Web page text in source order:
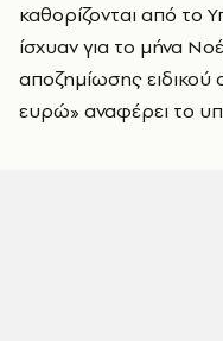
καθορίζονται από το
ίσχυαν για το μήνα
αποζημίωσης
ευρώ» αναφέρει το